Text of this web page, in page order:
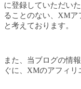
に登録していただい
ることのない、XMア
と考えております。
また、当ブログの情
ぐに、XMのアフィリ